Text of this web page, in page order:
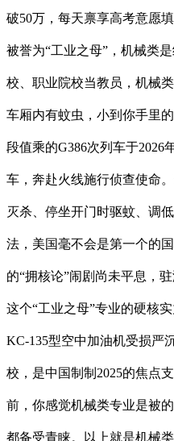
破50万，每天禀享高考意愿
被誉为“工业之母”，机械类
校、职业院校当教员，机械
车厢内有蚊虫，小到你手里
段值乘的G386次列车于2026
车，奔赴火线施行侦查使命
灭杀、停坐开门时驱蚊、调
法，美国毫不会是第一个的
的“拥核论”闹剧尚未平息，
这个“工业之母”专业的硬核
KC-135型空中加油机受损严
校，是中国制制2025的焦点
前，你感觉机械类专业是被
都备受青睐。以上就是机械